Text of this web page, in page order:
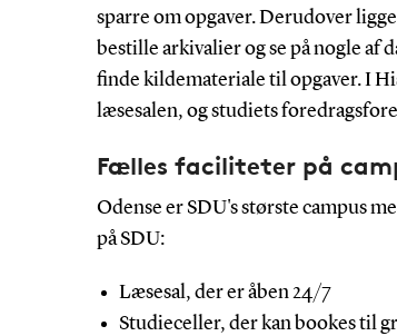
sparre om opgaver. Derudover
bestille arkivalier og se på nogle
finde kildemateriale til opgaver. I
læsesalen, og studiets
Fælles faciliteter på
Odense er SDU's største campus
på SDU:
Læsesal, der er åben 24/7
Studieceller, der kan bookes til